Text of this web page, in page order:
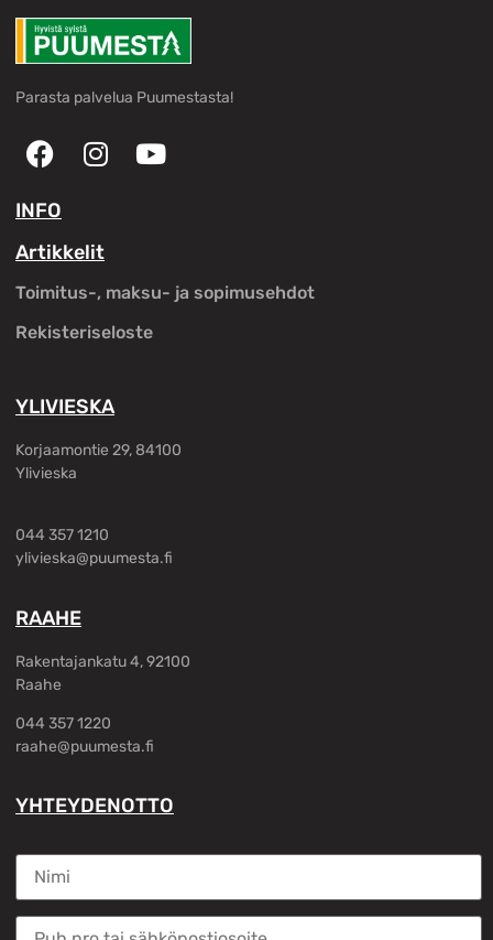
Parasta palvelua Puumestasta!
INFO
Artikkelit
Toimitus-, maksu- ja sopimusehdot
Rekisteriseloste
YLIVIESKA
Korjaamontie 29, 84100
Ylivieska
044 357 1210
ylivieska@puumesta.fi
RAAHE
Rakentajankatu 4, 92100
Raahe
044 357 1220
raahe@puumesta.fi
YHTEYDENOTTO